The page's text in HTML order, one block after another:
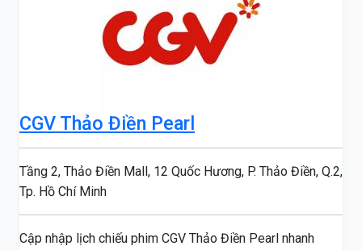
CGV Thảo Điền Pearl
Tầng 2, Thảo Điền Mall, 12 Quốc Hương, P. Thảo Điền, Q.2,
Tp. Hồ Chí Minh
Cập nhập lịch chiếu phim CGV Thảo Điền Pearl nhanh